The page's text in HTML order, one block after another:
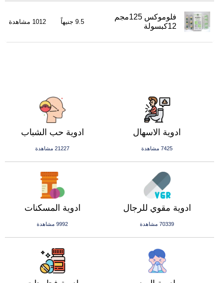
فلوموكس 125مجم
12كبسولة
9.5 جنيهاً 1012 مشاهدة
ادوية حب الشباب
21227 مشاهدة
ادوية الاسهال
7425 مشاهدة
ادوية المسكنات
9992 مشاهدة
ادوية مقوي للرجال
70339 مشاهدة